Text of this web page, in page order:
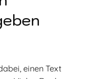
einen Text